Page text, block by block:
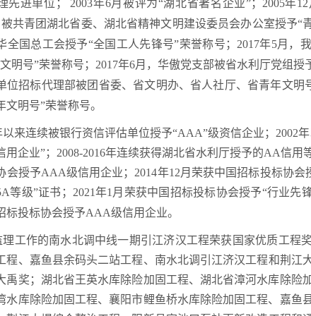
先进单位； 2003年6月被评为“湖北省著名企业”；2005年
被共青团湖北省委、湖北省精神文明建设委员会办公室授予“
全国总工会授予“全国工人先锋号”荣誉称号；2017年5月，
明号”荣誉称号；2017年6月，华傲党支部被省水利厅党组授
位招标代理部被团省委、省文明办、省人社厅、省青年文明
文明号”荣誉称号。
以来连续被银行资信评估单位授予“AAA”级资信企业；2002
用企业”；2008-2016年连续获得湖北省水利厅授予的AA信用
会授予AAA级信用企业；2014年12月荣获中国招标投标协会
等级”证书； 2021年1月荣获中国招标投标协会授予“行业先
标投标协会授予AAA级信用企业。
理工作的南水北调中线一期引江济汉工程荣获国家优质工程
程、 嘉鱼县余码头二站工程、 南水北调引江济汉工程和荆江
禹奖；湖北省王英水库除险加固工程、湖北省漳河水库除险
水库除险加固工程、襄阳市鲤鱼桥水库除险加固工程、 嘉鱼